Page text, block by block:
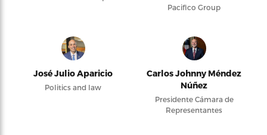
Pacifico Group
José Julio Aparicio
Politics and law
Carlos Johnny Méndez
Núñez
Presidente Cámara de
Representantes